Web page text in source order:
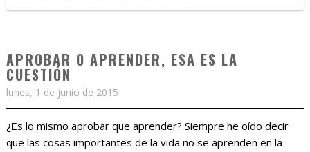
APROBAR O APRENDER, ESA ES LA
CUESTIÓN
lunes, 1 de junio de 2015
¿Es lo mismo aprobar que aprender? Siempre he oído decir
que las cosas importantes de la vida no se aprenden en la